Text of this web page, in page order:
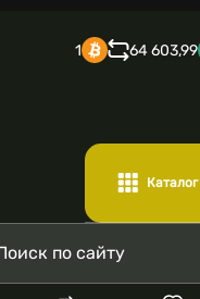
1 64 603,99
Каталог